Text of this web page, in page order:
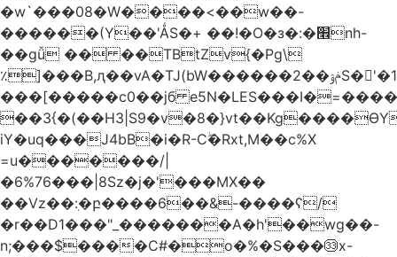
�w`���08�W����<��w��-
������(Y��'ǺS�+ ��!�O�з�:�׮nh-
��gǚ �� ��TBtZv{�Pg\
٪]���B,ԯ��vA�TJ(bW������ݥۉ��2S�'�1�^c�Rs��l�0���צ�
���[�����c0��jб
iY�uq���J4bB�i�R-Cۖ�Rxt,M��c%X
=u�������/|
�6%76���|8Sz�j�'���MX��
��Vz��ٖ:�բ����6��&-����ʕ/
�r��D1���"_�������A�h'��wg��-
n;���$����C#�o�%�S���㉝x-